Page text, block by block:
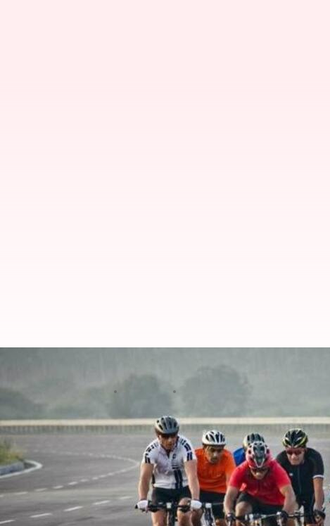
ప్రపంచ సైకిల్ దినోత్సవం: సైక్లింగ్ ని
వ్రాసిన వారు
ఈ వార్తాకథనం ఏంటి
ఈ మధ్య కాలంలో బైక్స్ ఎక్కువైపోయి సైకిల్ వైపు ఎవరూ
ఈరోజు ప్రపంచ సైకిల్ దినోత్సవం. ప్రతీ ఏడాది జూన్ 3వ
సైక్లింగ్ వల్ల కలిగే ఆరోగ్య ప్రయోజనాలపై అవగాహన
బరువు తగ్గడానికి, కండలు బలంగా మారడానికి, కొవ్వును